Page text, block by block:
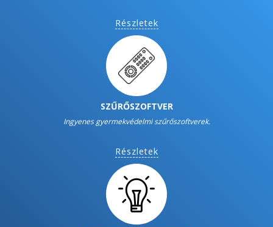
Részletek
SZŰRŐSZOFTVER
Ingyenes gyermekvédelmi szűrőszoftverek.
Részletek